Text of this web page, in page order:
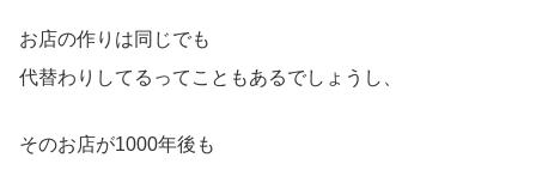
お店の作りは同じでも
代替わりしてるってこともあるでしょうし、
そのお店が1000年後も